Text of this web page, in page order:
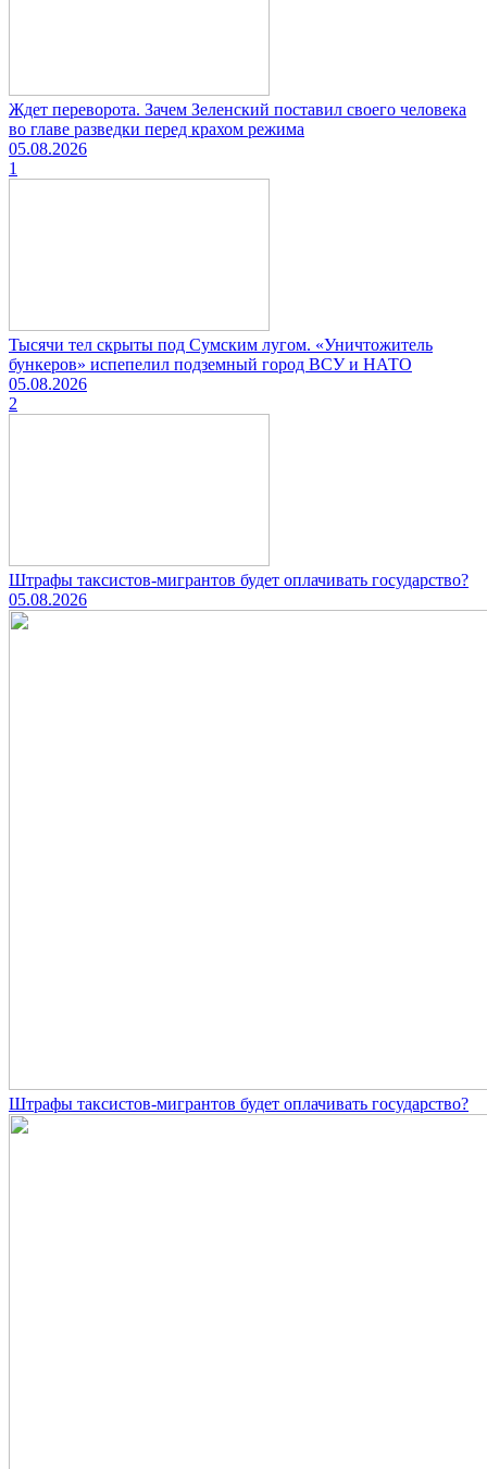
Ждет переворота. Зачем Зеленский поставил своего человека
во главе разведки перед крахом режима
05.08.2026
1
Тысячи тел скрыты под Сумским лугом. «Уничтожитель
бункеров» испепелил подземный город ВСУ и НАТО
05.08.2026
2
Штрафы таксистов-мигрантов будет оплачивать государство?
05.08.2026
Штрафы таксистов-мигрантов будет оплачивать государство?